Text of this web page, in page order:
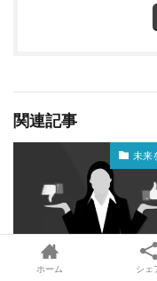
関連記事
未来
ホーム シェ